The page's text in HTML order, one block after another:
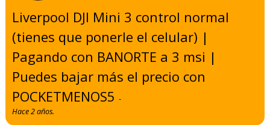
Liverpool DJI Mini 3 control normal
(tienes que ponerle el celular) |
Pagando con BANORTE a 3 msi |
Puedes bajar más el precio con
POCKETMENOS5-
Hace 2 años.